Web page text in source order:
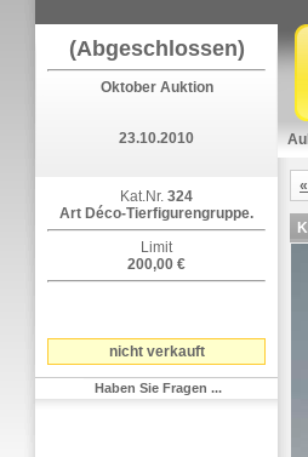
(Abgeschlossen)
Oktober Auktion
23.10.2010
Kat.Nr. 324
Art Déco-Tierfigurengruppe.
Limit
200,00 €
nicht verkauft
Haben Sie Fragen ...